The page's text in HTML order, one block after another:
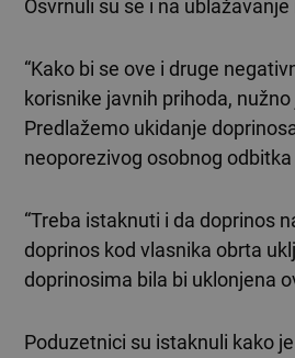
Osvrnuli su se i na
“Kako bi se ove i druge
korisnike javnih prihoda,
Predlažemo ukidanje
neoporezivog osobnog
“Treba istaknuti i da doprinos
doprinos kod vlasnika obrta
doprinosima bila bi uklonjena
Poduzetnici su istaknuli kako